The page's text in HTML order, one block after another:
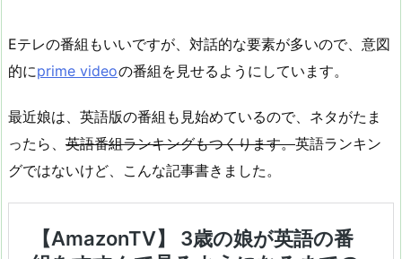
Eテレの番組もいいですが、対話的な要素が多いので、意図
的にprime videoの番組を見せるようにしています。
最近娘は、英語版の番組も見始めているので、ネタがたま
ったら、 英語番組ランキングもつくります。英語ランキン
グではないけど、こんな記事書きました。